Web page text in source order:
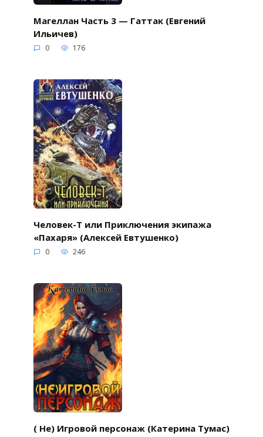
Магеллан Часть 3 — Гаттак (Евгений
Ильичев)
0 176
Человек-Т или Приключения экипажа
«Пахаря» (Алексей Евтушенко)
0 246
( Не) Игровой персонаж (Катерина Тумас)